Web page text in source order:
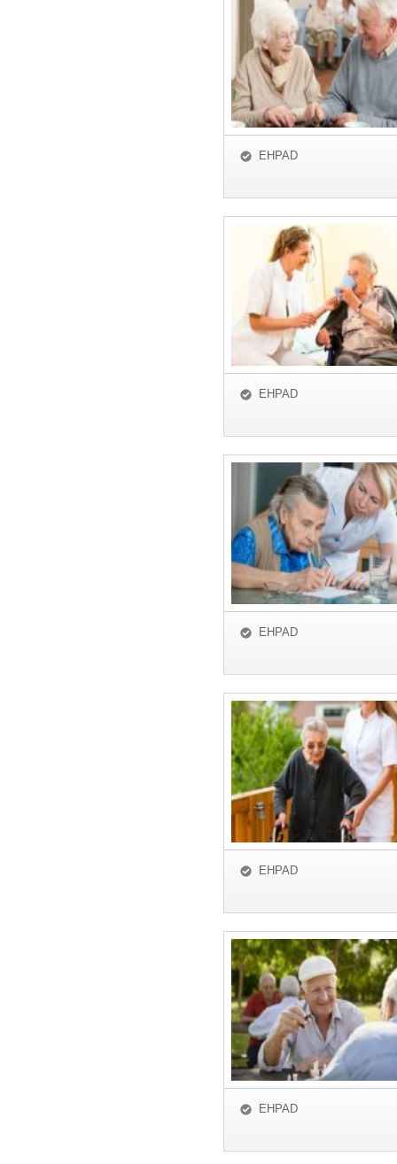
EHPAD
EHPAD
EHPAD
EHPAD
EHPAD